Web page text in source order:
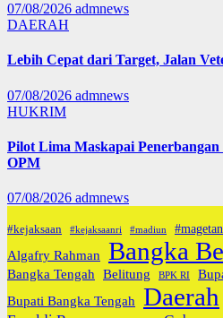
07/08/2026 admnews
DAERAH
Lebih Cepat dari Target, Jalan
07/08/2026 admnews
HUKRIM
Pilot Lima Maskapai
OPM
07/08/2026 admnews
#kejaksaan #kejaksaanri #madiun #magetan
Algafry Rahman Bangka
Bangka Tengah Belitung BPK RI
Bupati Bangka Tengah Daerah